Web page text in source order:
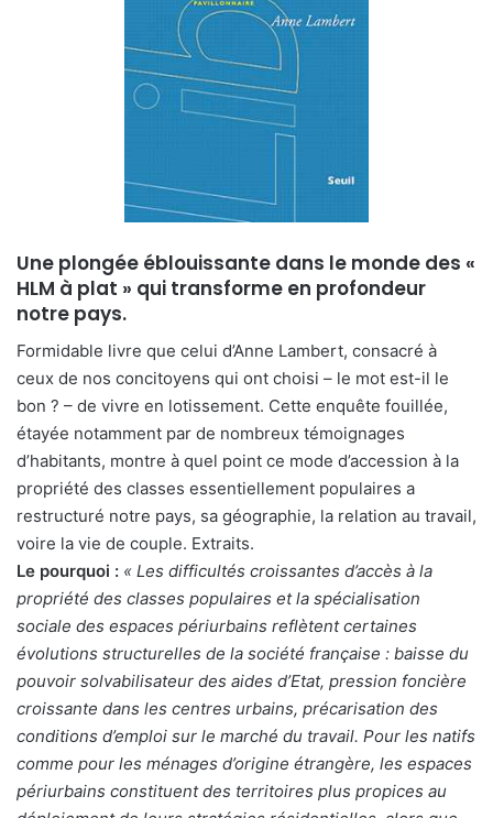
Une plongée éblouissante dans le monde des «
HLM à plat » qui transforme en profondeur
notre pays.
Formidable livre que celui d’Anne Lambert, consacré à
ceux de nos concitoyens qui ont choisi – le mot est-il le
bon ? – de vivre en lotissement. Cette enquête fouillée,
étayée notamment par de nombreux témoignages
d’habitants, montre à quel point ce mode d’accession à la
propriété des classes essentiellement populaires a
restructuré notre pays, sa géographie, la relation au travail,
voire la vie de couple. Extraits.
Le pourquoi : « Les difficultés croissantes d’accès à la
propriété des classes populaires et la spécialisation
sociale des espaces périurbains reflètent certaines
évolutions structurelles de la société française : baisse du
pouvoir solvabilisateur des aides d’Etat, pression foncière
croissante dans les centres urbains, précarisation des
conditions d’emploi sur le marché du travail. Pour les natifs
comme pour les ménages d’origine étrangère, les espaces
périurbains constituent des territoires plus propices au